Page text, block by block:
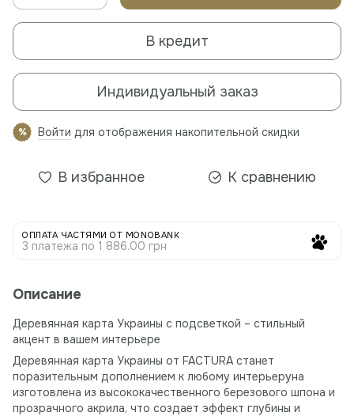
В кредит
Индивидуальный заказ
% Войти для отображения накопительной скидки
В избранное К сравнению
ОПЛАТА ЧАСТЯМИ ОТ MONOBANK
3 платежа по 1 886.00 грн
Описание
Деревянная карта Украины с подсветкой – стильный
акцент в вашем интерьере
Деревянная карта Украины от FACTURA станет
поразительным дополнением к любому интерьеруна
изготовлена ​​из высококачественного березового шпона и
прозрачного акрила, что создает эффект глубины и